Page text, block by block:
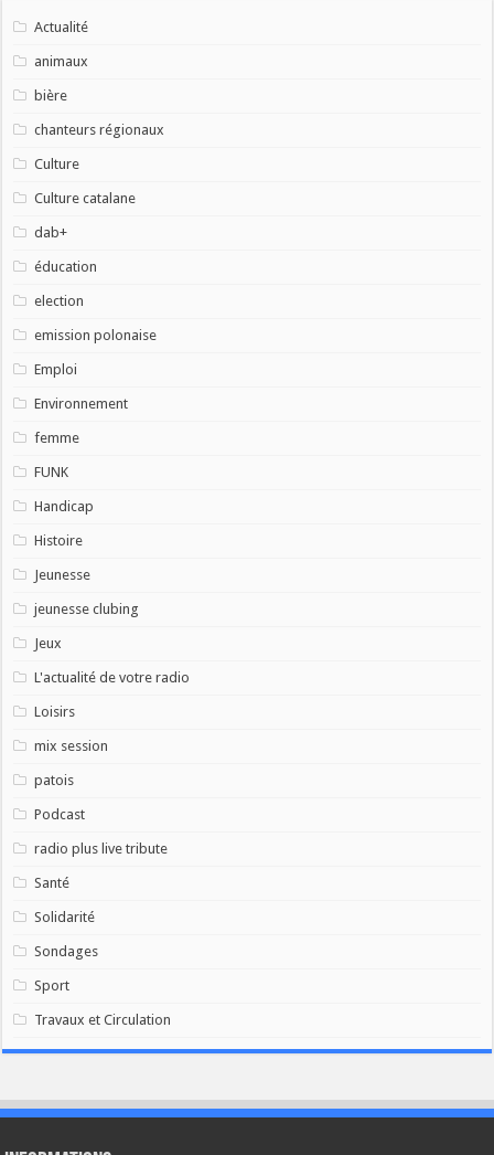
Actualité
animaux
bière
chanteurs régionaux
Culture
Culture catalane
dab+
éducation
election
emission polonaise
Emploi
Environnement
femme
FUNK
Handicap
Histoire
Jeunesse
jeunesse clubing
Jeux
L'actualité de votre radio
Loisirs
mix session
patois
Podcast
radio plus live tribute
Santé
Solidarité
Sondages
Sport
Travaux et Circulation